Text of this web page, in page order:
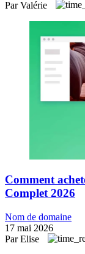
Par Valérie
Comment
Complet 2026
Nom de domaine
17 mai 2026
Par Elise